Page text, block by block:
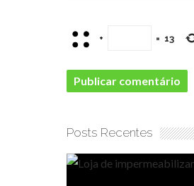
+ = 13
Posts Recentes